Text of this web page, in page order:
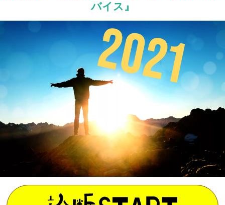
バイス』